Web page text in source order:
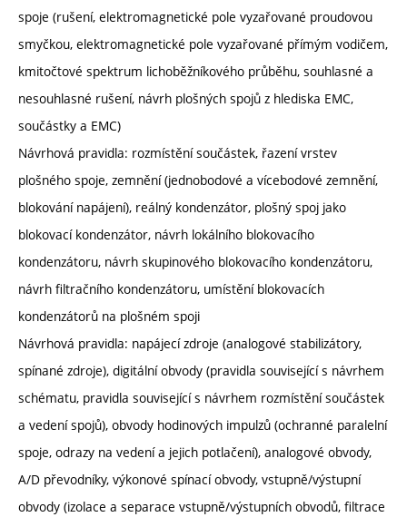
spoje (rušení, elektromagnetické pole vyzařované proudovou
smyčkou, elektromagnetické pole vyzařované přímým vodičem,
kmitočtové spektrum lichoběžníkového průběhu, souhlasné a
nesouhlasné rušení, návrh plošných spojů z hlediska EMC,
součástky a EMC)
Návrhová pravidla: rozmístění součástek, řazení vrstev
plošného spoje, zemnění (jednobodové a vícebodové zemnění,
blokování napájení), reálný kondenzátor, plošný spoj jako
blokovací kondenzátor, návrh lokálního blokovacího
kondenzátoru, návrh skupinového blokovacího kondenzátoru,
návrh filtračního kondenzátoru, umístění blokovacích
kondenzátorů na plošném spoji
Návrhová pravidla: napájecí zdroje (analogové stabilizátory,
spínané zdroje), digitální obvody (pravidla související s návrhem
schématu, pravidla související s návrhem rozmístění součástek
a vedení spojů), obvody hodinových impulzů (ochranné paralelní
spoje, odrazy na vedení a jejich potlačení), analogové obvody,
A/D převodníky, výkonové spínací obvody, vstupně/výstupní
obvody (izolace a separace vstupně/výstupních obvodů, filtrace